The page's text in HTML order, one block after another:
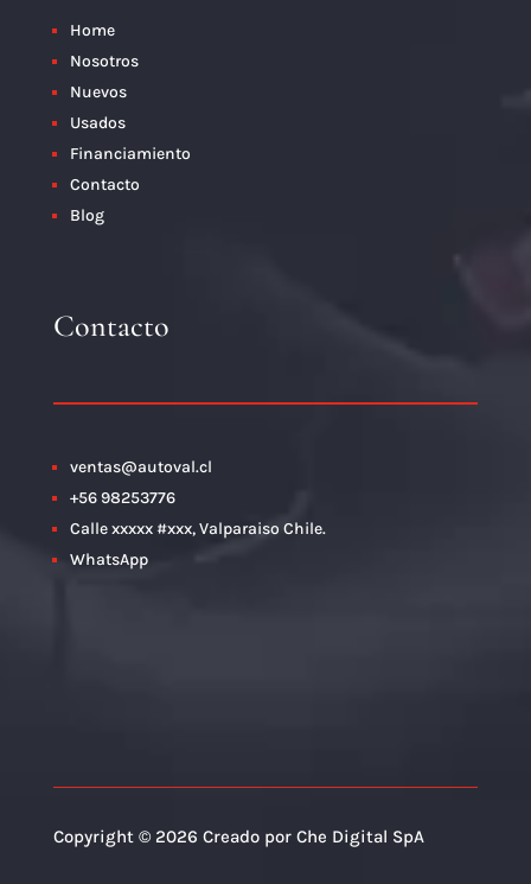
Home
Nosotros
Nuevos
Usados
Financiamiento
Contacto
Blog
Contacto
ventas@autoval.cl
+56 98253776
Calle xxxxx #xxx, Valparaiso Chile.
WhatsApp
Copyright © 2026 Creado por Che Digital SpA